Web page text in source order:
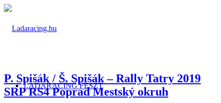
LADARACING FESZT
P. Spišák / Š. Spišák – Rally Tatry 2019
SRP RS4 Poprad Mestský okruh